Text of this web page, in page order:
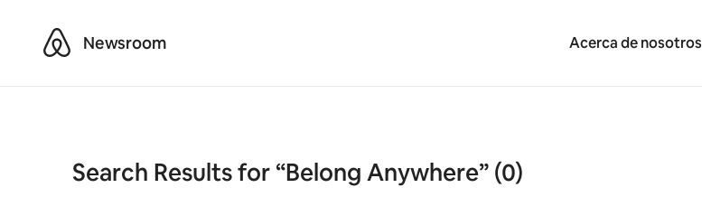
AirbnbNewsroom Acerca de nosotros
Search Results for “Belong Anywhere” (0)